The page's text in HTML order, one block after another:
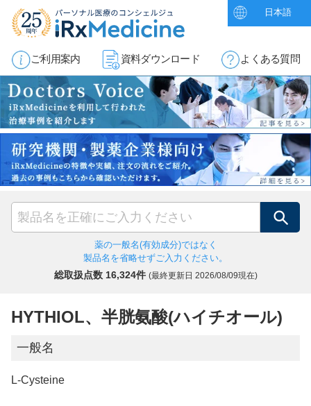
日本語
ご利用案内 資料ダウンロード よくある質問
検索
薬の一般名(有効成分)ではなく
製品名を省略せずご入力ください。
総取扱点数 16,324件 (最終更新日 2026/08/09現在)
HYTHIOL、半胱氨酸(ハイチオール)
一般名
L-Cysteine